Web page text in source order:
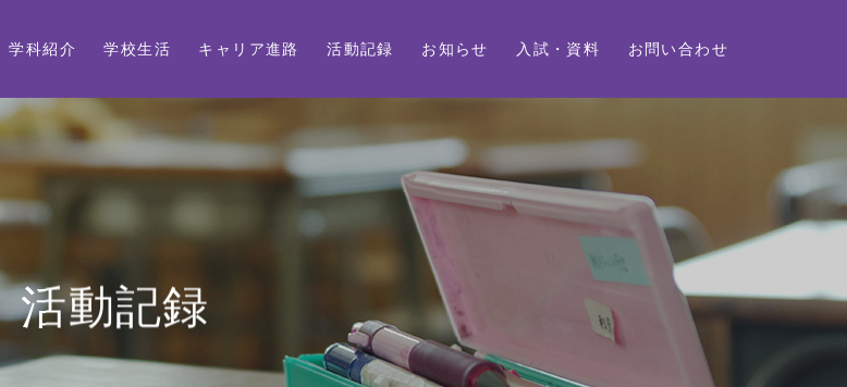
学科紹介 学校生活 キャリア進路 活動記録 お知らせ 入試・資料 お問い合わせ
活動記録